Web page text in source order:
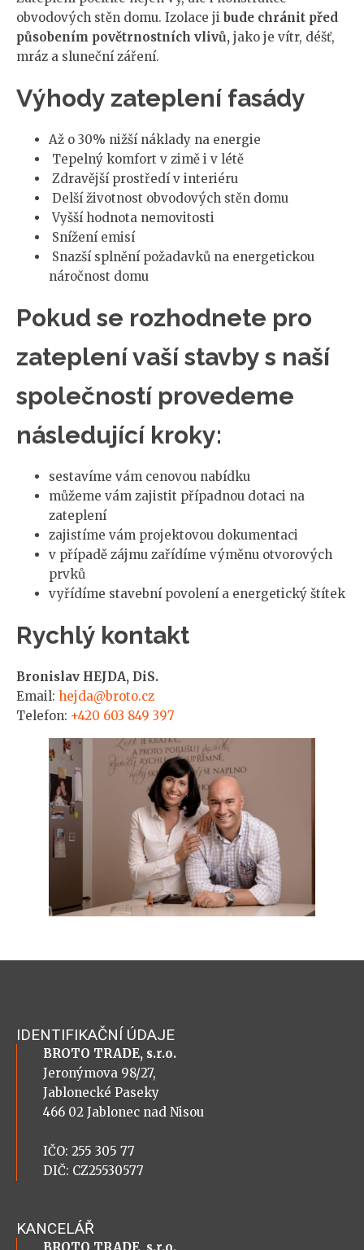
obvodových stěn domu. Izolace ji bude chránit před
působením povětrnostních vlivů, jako je vítr, déšť,
mráz a sluneční záření.
Výhody zateplení fasády
Až o 30% nižší náklady na energie
Tepelný komfort v zimě i v létě
Zdravější prostředí v interiéru
Delší životnost obvodových stěn domu
Vyšší hodnota nemovitosti
Snížení emisí
Snazší splnění požadavků na energetickou
náročnost domu
Pokud se rozhodnete pro
zateplení vaší stavby s naší
společností provedeme
následující kroky:
sestavíme vám cenovou nabídku
můžeme vám zajistit případnou dotaci na
zateplení
zajistíme vám projektovou dokumentaci
v případě zájmu zařídíme výměnu otvorových
prvků
vyřídíme stavební povolení a energetický štítek
Rychlý kontakt
Bronislav HEJDA, DiS.
Email: hejda@broto.cz
Telefon: +420 603 849 397
IDENTIFIKAČNÍ ÚDAJE
BROTO TRADE, s.r.o.
Jeronýmova 98/27,
Jablonecké Paseky
466 02 Jablonec nad Nisou
IČO: 255 305 77
DIČ: CZ25530577
KANCELÁŘ